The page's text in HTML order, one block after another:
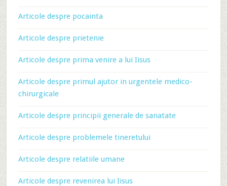
Articole despre pocainta
Articole despre prietenie
Articole despre prima venire a lui Iisus
Articole despre primul ajutor in urgentele medico-
chirurgicale
Articole despre principii generale de sanatate
Articole despre problemele tineretului
Articole despre relatiile umane
Articole despre revenirea lui Iisus